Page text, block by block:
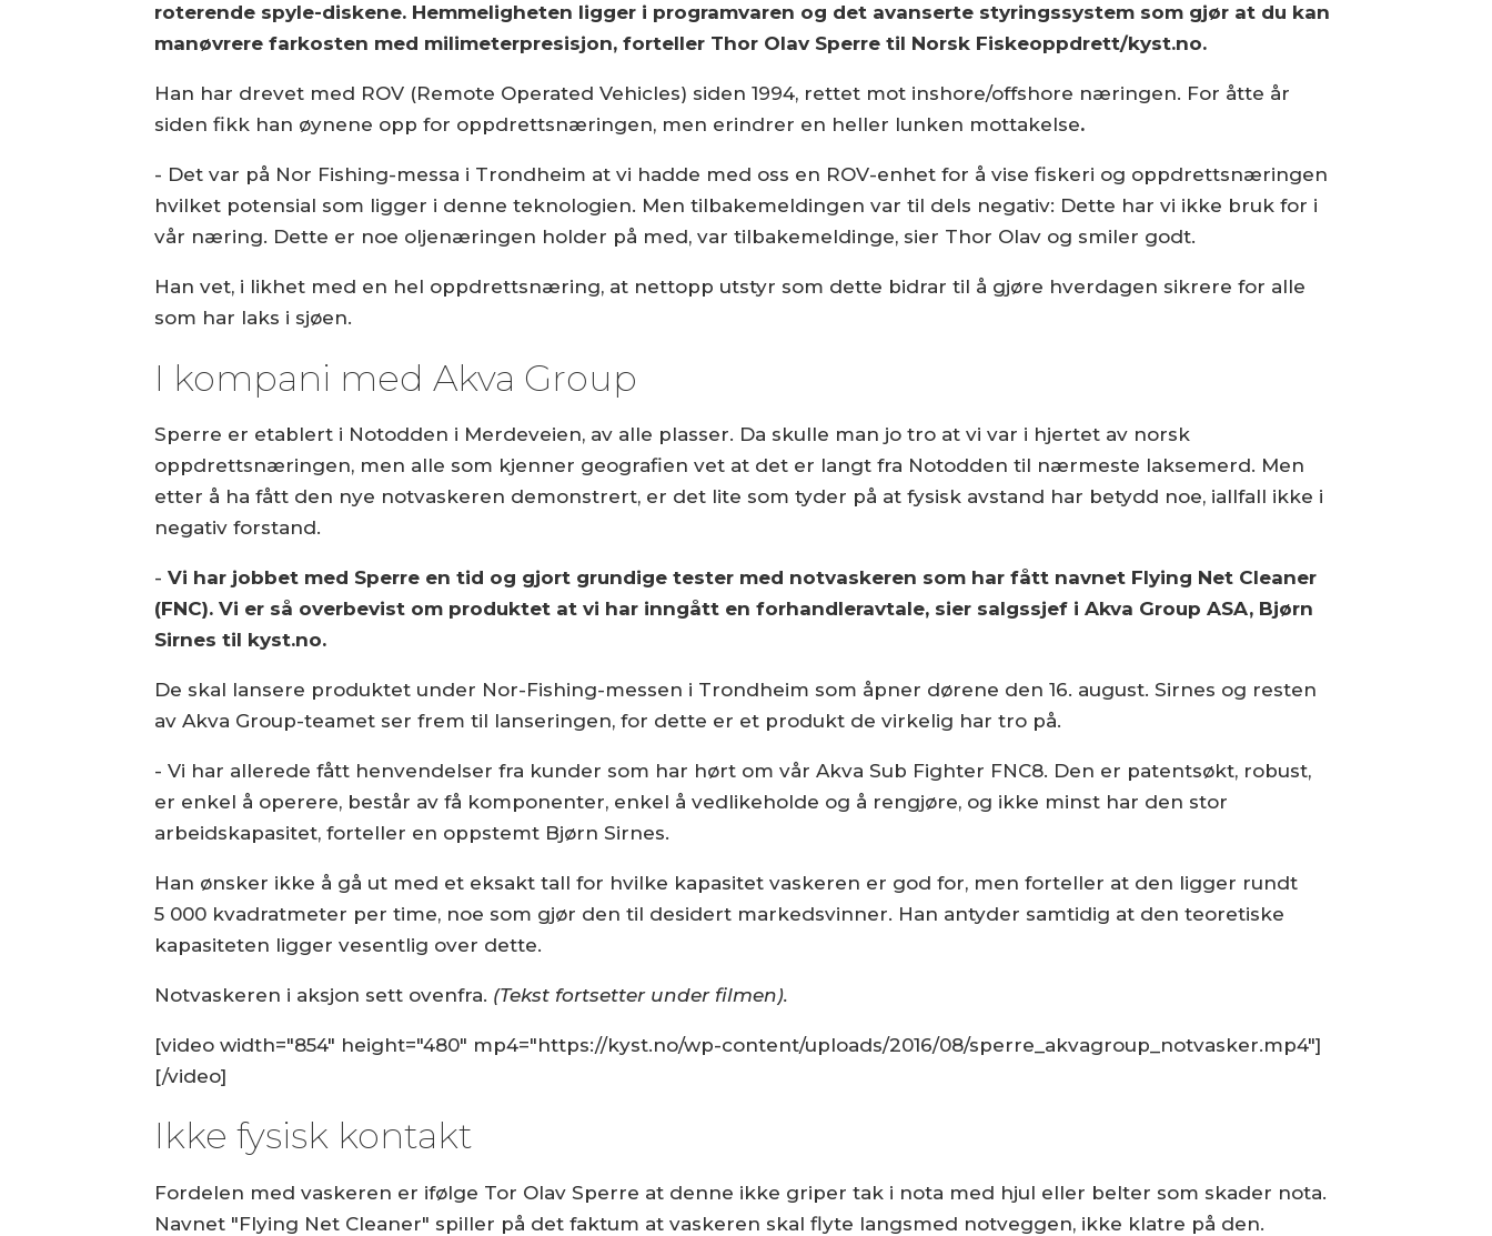
roterende spyle-diskene. Hemmeligheten ligger i programvaren og det avanserte styringssystem som gjør at du kan
manøvrere farkosten med milimeterpresisjon, forteller Thor Olav Sperre til Norsk Fiskeoppdrett/kyst.no.
Han har drevet med ROV (Remote Operated Vehicles) siden 1994, rettet mot inshore/offshore næringen. For åtte år
siden fikk han øynene opp for oppdrettsnæringen, men erindrer en heller lunken mottakelse.
- Det var på Nor Fishing-messa i Trondheim at vi hadde med oss en ROV-enhet for å vise fiskeri og oppdrettsnæringen
hvilket potensial som ligger i denne teknologien. Men tilbakemeldingen var til dels negativ: Dette har vi ikke bruk for i
vår næring. Dette er noe oljenæringen holder på med, var tilbakemeldinge, sier Thor Olav og smiler godt.
Han vet, i likhet med en hel oppdrettsnæring, at nettopp utstyr som dette bidrar til å gjøre hverdagen sikrere for alle
som har laks i sjøen.
I kompani med Akva Group
Sperre er etablert i Notodden i Merdeveien, av alle plasser. Da skulle man jo tro at vi var i hjertet av norsk
oppdrettsnæringen, men alle som kjenner geografien vet at det er langt fra Notodden til nærmeste laksemerd. Men
etter å ha fått den nye notvaskeren demonstrert, er det lite som tyder på at fysisk avstand har betydd noe, iallfall ikke i
negativ forstand.
-Vi har jobbet med Sperre en tid og gjort grundige tester med notvaskeren som har fått navnet Flying Net Cleaner
(FNC). Vi er så overbevist om produktet at vi har inngått en forhandleravtale, sier salgssjef i Akva Group ASA, Bjørn
Sirnes til kyst.no.
De skal lansere produktet under Nor-Fishing-messen i Trondheim som åpner dørene den 16. august. Sirnes og resten
av Akva Group-teamet ser frem til lanseringen, for dette er et produkt de virkelig har tro på.
- Vi har allerede fått henvendelser fra kunder som har hørt om vår Akva Sub Fighter FNC8. Den er patentsøkt, robust,
er enkel å operere, består av få komponenter, enkel å vedlikeholde og å rengjøre, og ikke minst har den stor
arbeidskapasitet, forteller en oppstemt Bjørn Sirnes.
Han ønsker ikke å gå ut med et eksakt tall for hvilke kapasitet vaskeren er god for, men forteller at den ligger rundt
5 000 kvadratmeter per time, noe som gjør den til desidert markedsvinner. Han antyder samtidig at den teoretiske
kapasiteten ligger vesentlig over dette.
Notvaskeren i aksjon sett ovenfra. (Tekst fortsetter under filmen).
[video width="854" height="480" mp4="https://kyst.no/wp-content/uploads/2016/08/sperre_akvagroup_notvasker.mp4"]
[/video]
Ikke fysisk kontakt
Fordelen med vaskeren er ifølge Tor Olav Sperre at denne ikke griper tak i nota med hjul eller belter som skader nota.
Navnet "Flying Net Cleaner" spiller på det faktum at vaskeren skal flyte langsmed notveggen, ikke klatre på den.